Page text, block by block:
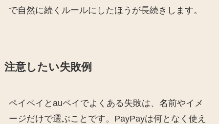
で自然に続くルールにしたほうが長続きします。
注意したい失敗例
ペイペイとauペイでよくある失敗は、名前やイメ
ージだけで選ぶことです。PayPayは何となく使え